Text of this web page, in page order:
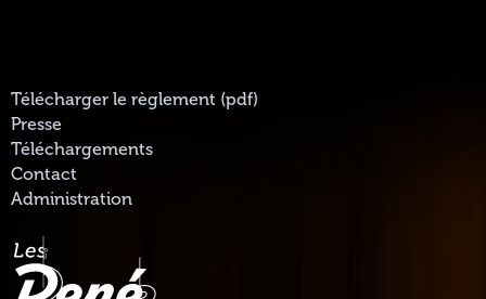
Télécharger le règlement (pdf)
Presse
Téléchargements
Contact
Administration